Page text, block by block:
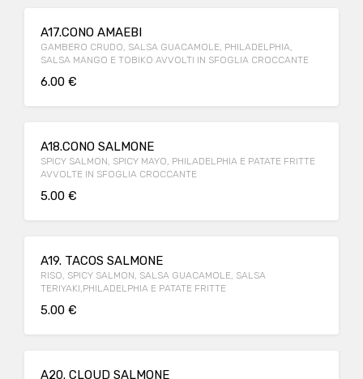
A17.CONO AMAEBI
GAMBERO CRUDO, SALSA GUACAMOLE, PHILADELPHIA,
SALSA MANGO E TOBIKO AVVOLTI IN SFOGLIA CROCCANTE
6.00 €
A18.CONO SALMONE
SPICY SALMON, SPICY MAYO, PHILADELPHIA E PATATE FRITTE
AVVOLTE IN SFOGLIA CROCCANTE
5.00 €
A19. TACOS SALMONE
RISO, SPICY SALMON, SALSA GUACAMOLE, SALSA
TERIYAKI,PHILADELPHIA E PATATE FRITTE
5.00 €
A20. CLOUD SALMONE